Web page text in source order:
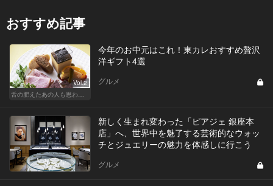
おすすめ記事
Vol.2
舌の肥えたあの人も思わず舌鼓!?厳選お中元
今年のお中元はこれ！東カレおすすめ贅沢
洋ギフト4選
グルメ
新しく生まれ変わった「ピアジェ 銀座本
店」へ、世界中を魅了する芸術的なウォッ
チとジュエリーの魅力を体感しに行こう
グルメ